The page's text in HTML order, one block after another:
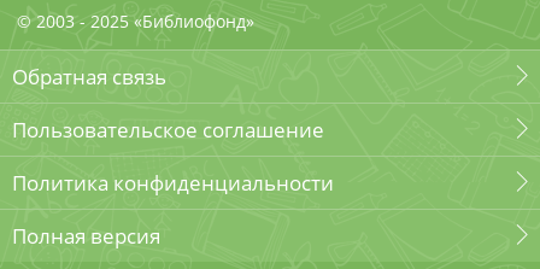
© 2003 - 2025 «Библиофонд»
Обратная связь
Пользовательское соглашение
Политика конфиденциальности
Полная версия